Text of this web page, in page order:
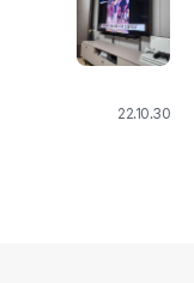
22.10.30